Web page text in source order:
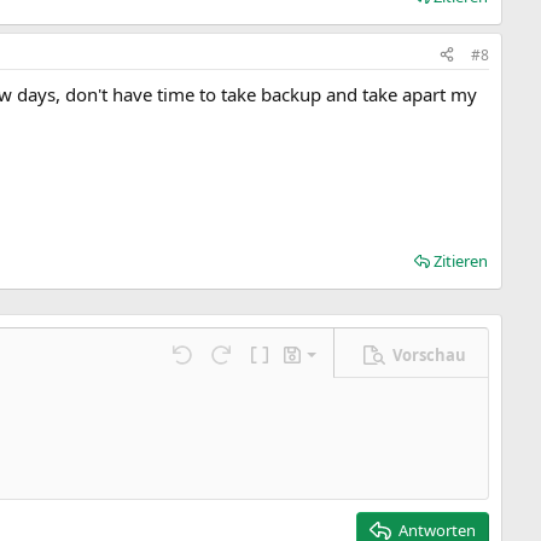
#8
don't have time to take backup and take apart my
Zitieren
Rückgängig
Wiederholen
BBCode umschalten
Entwürfe
Entwurf speichern
Vorschau
Antworten